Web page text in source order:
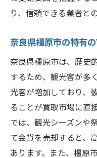
り、信頼できる業者と
奈良県橿原市の特有
奈良県橿原市は、歴史
するため、観光客が多
光客が増加しており、
ることが買取市場に直
では、観光シーズンや
て金貨を売却すると、
あります。また、橿原